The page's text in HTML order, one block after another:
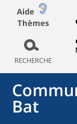
Aide
Thèmes
RECHERCHE
Bat